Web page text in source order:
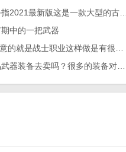
概要：丑女的后宫法则金手指2021最新版这是一款大型的古风仙侠游戏
中的一把武器
不清楚弟兄们有暴涨过绝品武器装备去卖吗？很多的装备对我们来说其实是毫无用处的